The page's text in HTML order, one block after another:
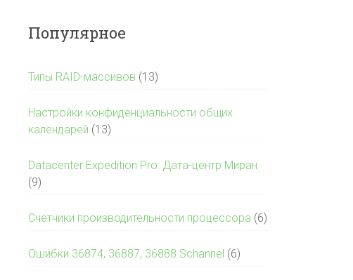
Популярное
Типы RAID-массивов (13)
Настройки конфиденциальности общих
календарей (13)
Datacenter Expedition Pro: Дата-центр Миран
(9)
Счетчики производительности процессора (6)
Ошибки 36874, 36887, 36888 Schannel (6)